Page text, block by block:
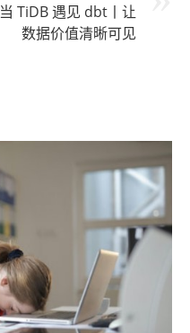
当 TiDB 遇见 dbt丨让
数据价值清晰可见